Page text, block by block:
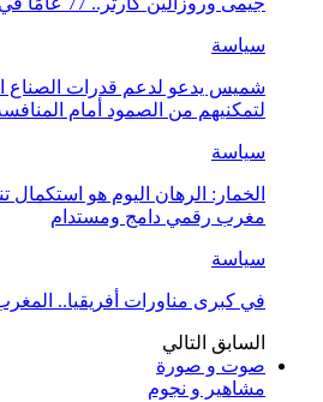
سياسة
شميس يدعو لدعم قدرات الصناع
لتمكنيهم من الصمود أمام
سياسة
الخمار: الرهان اليوم هو
مغرب رقمي دامج ومستدام
سياسة
في كبرى مناورات أفريقيا..
السابق التالي
صوت و صورة
مشاهير و نجوم